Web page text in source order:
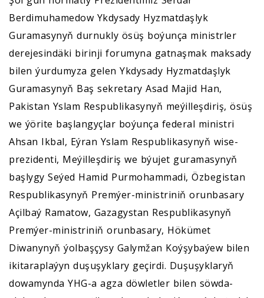
Berdimuhamedow Ykdysady Hyzmatdaşlyk
Guramasynyň durnukly ösüş boýunça ministrler
derejesindäki birinji forumyna gatnaşmak maksady
bilen ýurdumyza gelen Ykdysady Hyzmatdaşlyk
Guramasynyň Baş sekretary Asad Majid Han,
Pakistan Yslam Respublikasynyň meýilleşdiriş, ösüş
we ýörite başlangyçlar boýunça federal ministri
Ahsan Ikbal, Eýran Yslam Respublikasynyň wise-
prezidenti, Meýilleşdiriş we býujet guramasynyň
başlygy Seýed Hamid Purmohammadi, Özbegistan
Respublikasynyň Premýer-ministriniň orunbasary
Açilbaý Ramatow, Gazagystan Respublikasynyň
Premýer-ministriniň orunbasary, Hökümet
Diwanynyň ýolbaşçysy Galymžan Koýşybaýew bilen
ikitaraplaýyn duşuşyklary geçirdi. Duşuşyklaryň
dowamynda YHG-a agza döwletler bilen söwda-